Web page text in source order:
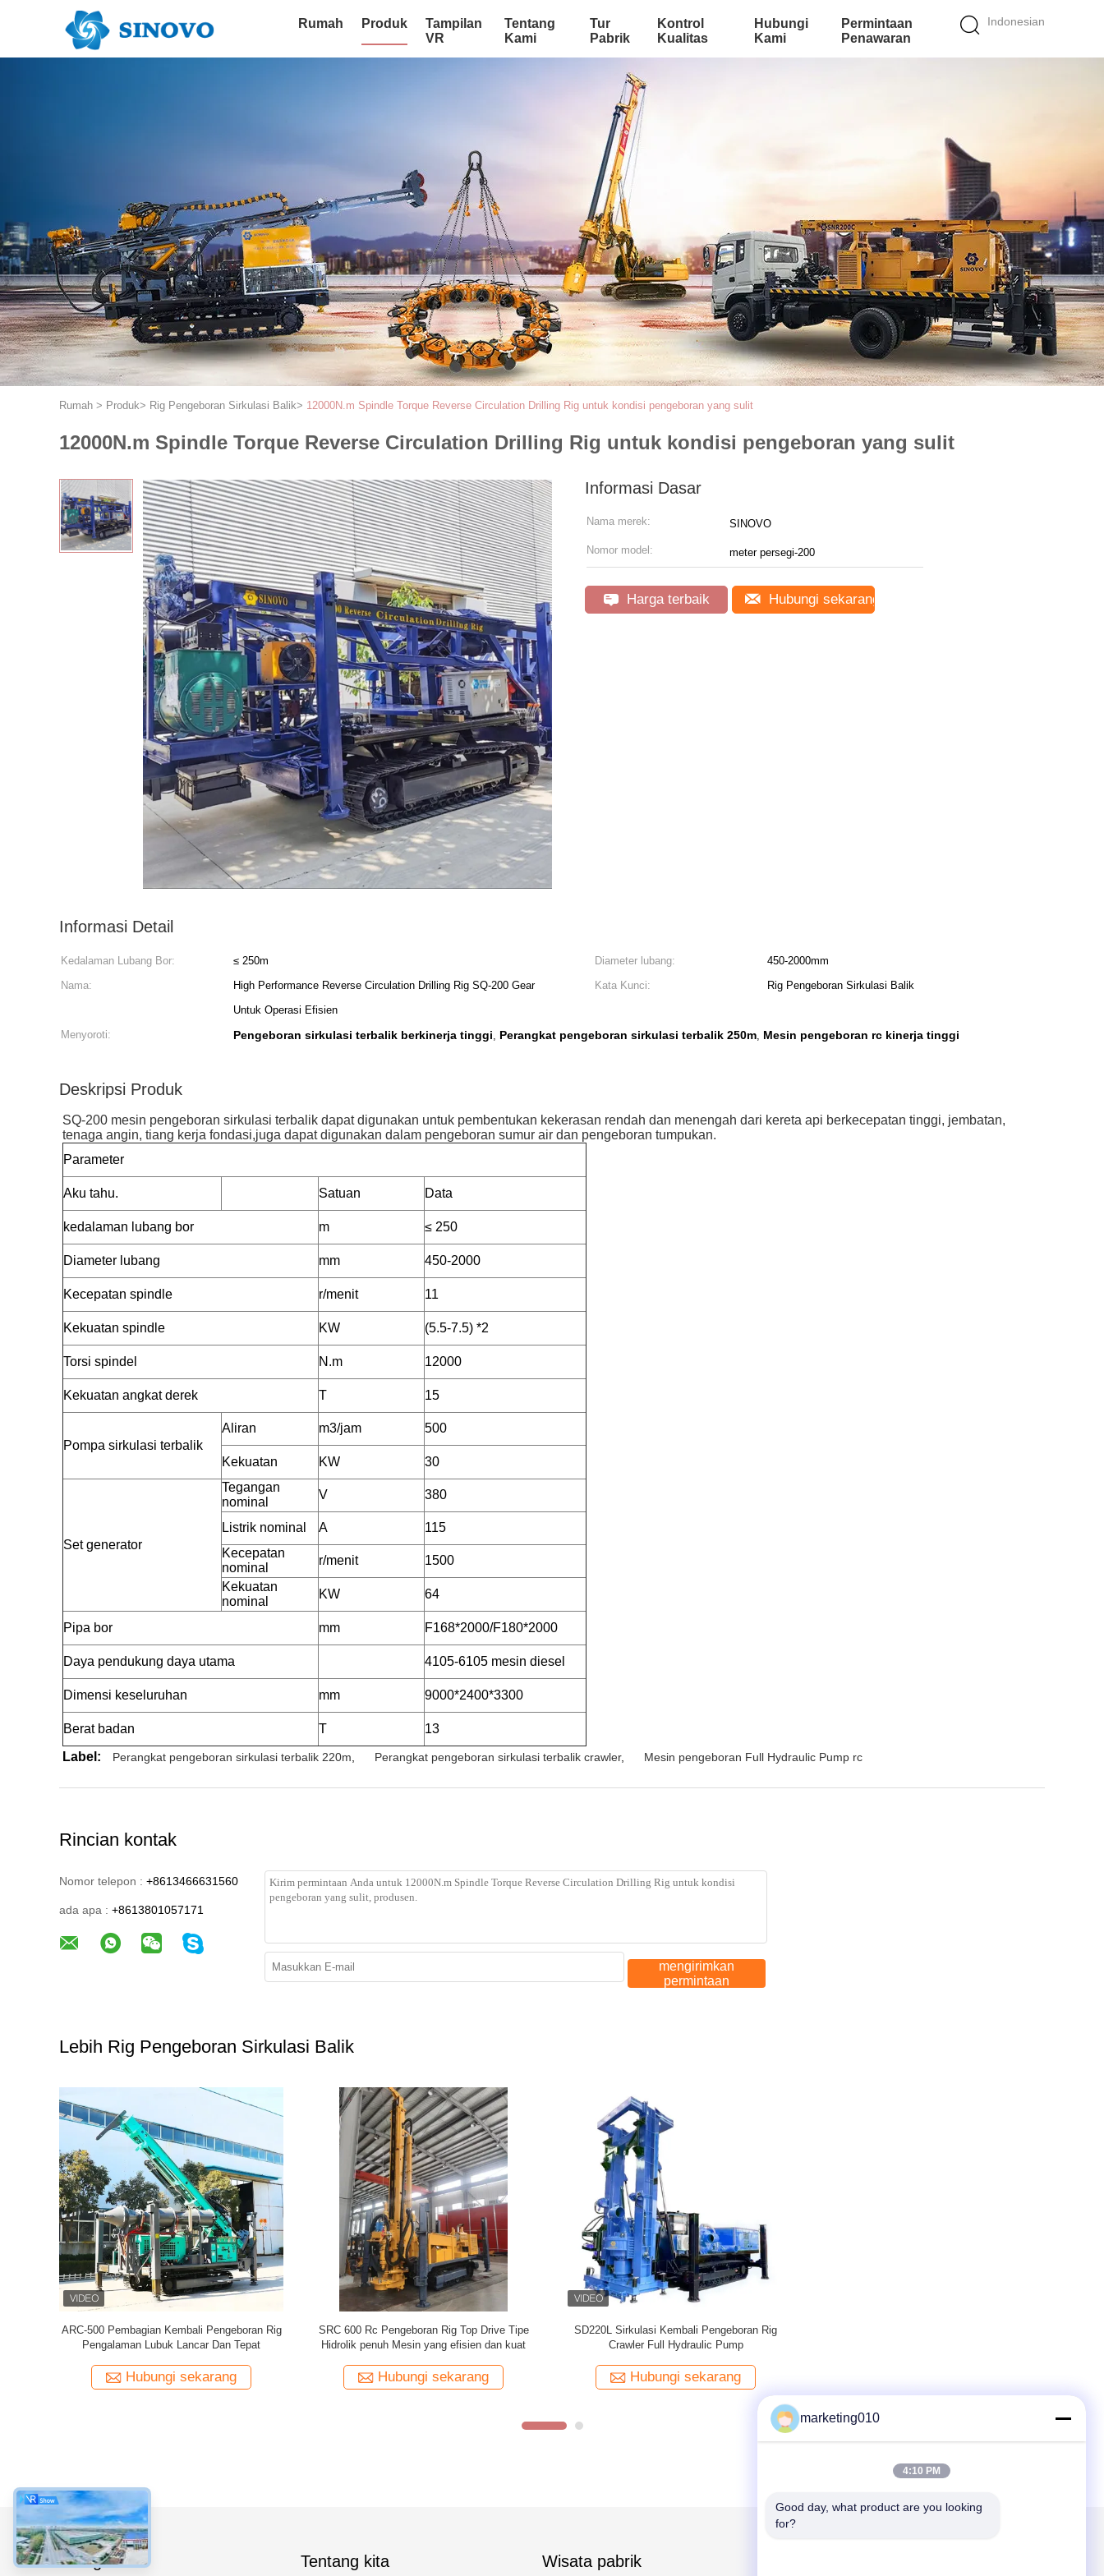
Indonesian
Rumah Produk
Tampilan
VR
Tentang
Kami
Tur
Pabrik
Kontrol
Kualitas
Hubungi
Kami
Permintaan
Penawaran
Rumah > Produk> Rig Pengeboran Sirkulasi Balik> 12000N.m Spindle Torque Reverse Circulation Drilling Rig untuk kondisi pengeboran yang sulit
12000N.m Spindle Torque Reverse Circulation Drilling Rig untuk kondisi pengeboran yang sulit
Informasi Dasar
Nama merek: SINOVO
Nomor model: meter persegi-200
Harga terbaik Hubungi sekarang
Informasi Detail
Kedalaman Lubang Bor: ≤ 250m Diameter lubang:
450-2000mm
Nama:
High Performance Reverse Circulation Drilling Rig SQ-200 Gear
Untuk Operasi Efisien
Kata Kunci: Rig Pengeboran Sirkulasi Balik
Menyoroti: Pengeboran sirkulasi terbalik berkinerja tinggi, Perangkat pengeboran sirkulasi terbalik 250m, Mesin pengeboran rc kinerja tinggi
Deskripsi Produk
SQ-200 mesin pengeboran sirkulasi terbalik dapat digunakan untuk pembentukan kekerasan rendah dan menengah dari kereta api berkecepatan tinggi, jembatan,
tenaga angin, tiang kerja fondasi,juga dapat digunakan dalam pengeboran sumur air dan pengeboran tumpukan.
Parameter
Aku tahu. Satuan Data
kedalaman lubang bor m ≤ 250
Diameter lubang mm 450-2000
Kecepatan spindle r/menit 11
Kekuatan spindle KW (5.5-7.5) *2
Torsi spindel N.m 12000
Kekuatan angkat derek T 15
Pompa sirkulasi terbalik
Aliran m3/jam 500
Kekuatan KW 30
Set generator
Tegangan
nominal
V 380
Listrik nominal A
115
Kecepatan
nominal
r/menit
1500
Kekuatan
nominal
KW 64
Pipa bor mm F168*2000/F180*2000
Daya pendukung daya utama 4105-6105 mesin diesel
Dimensi keseluruhan mm 9000*2400*3300
Berat badan T
13
Label:
Perangkat pengeboran sirkulasi terbalik 220m Perangkat pengeboran sirkulasi terbalik crawler, Mesin pengeboran Full Hydraulic Pump rc
Rincian kontak
Nomor telepon : +8613466631560
ada apa : +8613801057171
mengirimkan
permintaan
Lebih Rig Pengeboran Sirkulasi Balik
ARC-500 Pembagian Kembali Pengeboran Rig
Pengalaman Lubuk Lancar Dan Tepat
Hubungi sekarang
SRC 600 Rc Pengeboran Rig Top Drive Tipe
Hidrolik penuh Mesin yang efisien dan kuat
Hubungi sekarang
SD220L Sirkulasi Kembali Pengeboran Rig
Crawler Full Hydraulic Pump
Hubungi sekarang
Kategori Tentang kita Wisata pabrik
marketing010
4:10 PM
Good day, what product are you looking
for?